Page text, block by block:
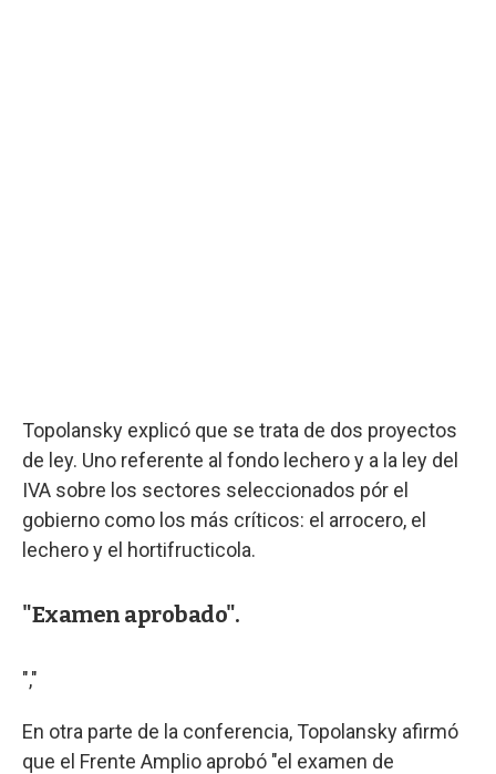
Topolansky explicó que se trata de dos proyectos
de ley. Uno referente al fondo lechero y a la ley del
IVA sobre los sectores seleccionados pór el
gobierno como los más críticos: el arrocero, el
lechero y el hortifructicola.
"Examen aprobado".
","
En otra parte de la conferencia, Topolansky afirmó
que el Frente Amplio aprobó "el examen de